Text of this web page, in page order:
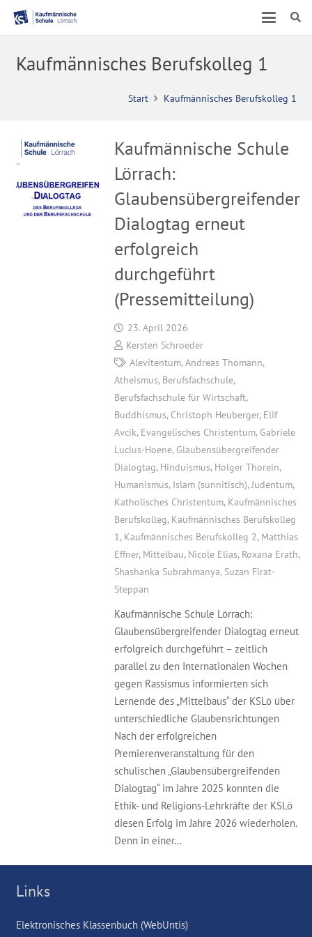
Kaufmännisches Berufskolleg 1
Start Kaufmännisches Berufskolleg 1
Kaufmännische Schule
Lörrach:
Glaubensübergreifender
Dialogtag erneut
erfolgreich
durchgeführt
(Pressemitteilung)
23. April 2026
Kersten Schroeder
Alevitentum, Andreas Thomann,
Atheismus, Berufsfachschule,
Berufsfachschule für Wirtschaft,
Buddhismus, Christoph Heuberger, Elif
Avcik, Evangelisches Christentum, Gabriele
Lucius-Hoene, Glaubensübergreifender
Dialogtag, Hinduismus, Holger Thorein,
Humanismus, Islam (sunnitisch), Judentum,
Katholisches Christentum, Kaufmännisches
Berufskolleg, Kaufmännisches Berufskolleg
1 , Kaufmännisches Berufskolleg 2, Matthias
Effner, Mittelbau, Nicole Elias, Roxana Erath,
Shashanka Subrahmanya, Suzan Firat-
Steppan
Kaufmännische Schule Lörrach:
Glaubensübergreifender Dialogtag erneut
erfolgreich durchgeführt – zeitlich
parallel zu den Internationalen Wochen
gegen Rassismus informierten sich
Lernende des „Mittelbaus“ der KSLö über
unterschiedliche Glaubensrichtungen
Nach der erfolgreichen
Premierenveranstaltung für den
schulischen „Glaubensübergreifenden
Dialogtag“ im Jahre 2025 konnten die
Ethik- und Religions-Lehrkräfte der KSLö
diesen Erfolg im Jahre 2026 wiederholen.
Denn in einer…
Links
Elektronisches Klassenbuch (WebUntis)